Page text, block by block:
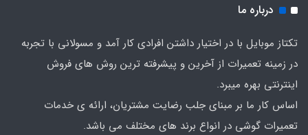
درباره ما
تکتاز موبایل با در اختیار داشتن افرادی کار آمد و مسولانی با تجربه
در زمینه تعمیرات از آخرین و پیشرفته ترین روش های فروش
اینترنتی بهره میبرد.
اساس کار ما بر مبنای جلب رضایت مشتریان، ارائه ی خدمات
تعمیرات گوشی در انواع برند های مختلف می باشد.